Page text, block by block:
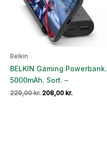
Belkin
BELKIN Gaming Powerbank.
5000mAh. Sort. –
229,00kr. Den
208,00 kr.Den